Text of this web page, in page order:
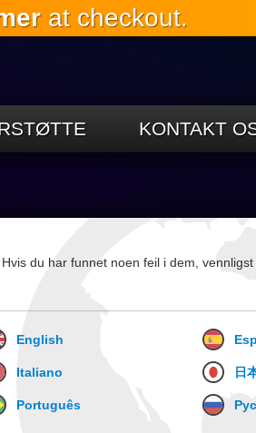
at checkout.
KONTAKT
du har funnet noen feil i dem,
English
Italiano 日
Português